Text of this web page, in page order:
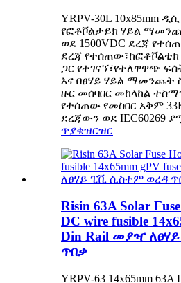
YRPV-30L 10x85mm
የፎቶቮልታይክ ሃይል
ወደ 1500VDC ደረጃ
ደረጃ
ጋር የተገናኘ፣የተለዋዋጭ
እና በፀሃይ ሃይል ማመንጨት
ዙር መሰባበር መከላከል
የተሰጠው የመስበር አቅም
ደረጃውን ወደ IEC60269
ጥያቄዝርዝር
Risin 63A Solar
DC wire fusible
Din Rail መያዣ
ጥበቃ
YRPV-63 14x65mm